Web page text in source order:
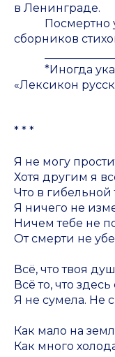
в Ленинграде.
Посмертно
сборников
*Иногда
«Лексикон
* * *
Я не могу
Хотя другим я
Что в гибельной
Я ничего не
Ничем тебе не
От смерти не
Всё, что твоя
Всё то, что
Я не сумела. Не
Как мало на
Как много